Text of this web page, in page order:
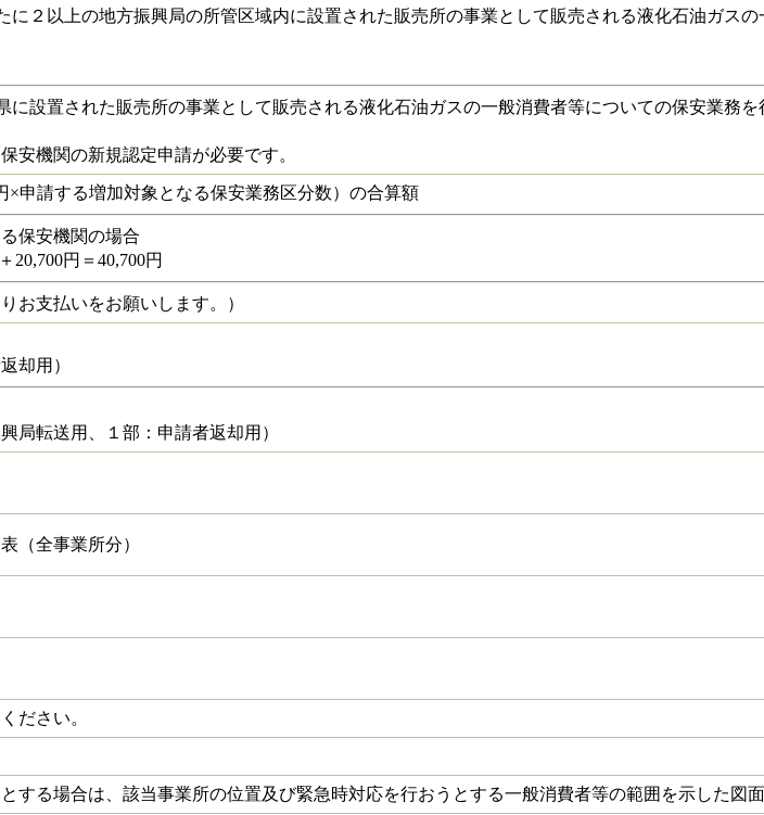
２以上の地方振興局の所管区域内に設置された販売所の事業として販売される液化石油ガスの
設置された販売所の事業として販売される液化石油ガスの一般消費者等についての保安業務を
安機関の新規認定申請が必要です。
×申請する増加対象となる保安業務区分数）の合算額
保安機関の場合
20,700円＝40,700円
お支払いをお願いします。）
却用）
局転送用、１部：申請者返却用）
（全事業所分）
ださい。
する場合は、該当事業所の位置及び緊急時対応を行おうとする一般消費者等の範囲を示した図面